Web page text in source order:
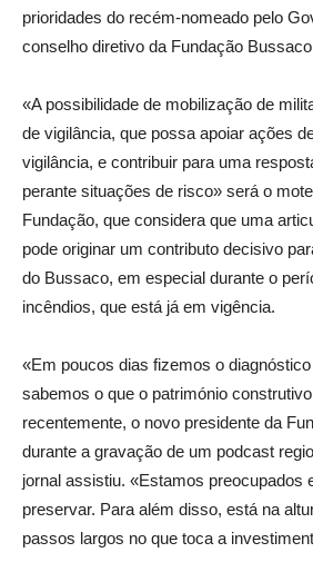
prioridades do recém-nomeado pelo
conselho diretivo da Fundação
«A possibilidade de mobilização de
de vigilância, que possa apoiar ações
vigilância, e contribuir para uma
perante situações de risco» será o
Fundação, que considera que uma
pode originar um contributo decisivo
do Bussaco, em especial durante o
incêndios, que está já em vigência.
«Em poucos dias fizemos o
sabemos o que o património
recentemente, o novo presidente da
durante a gravação de um podcast
jornal assistiu. «Estamos preocupados
preservar. Para além disso, está na
passos largos no que toca a